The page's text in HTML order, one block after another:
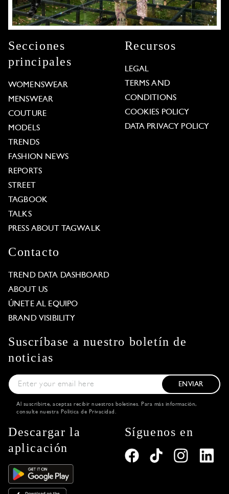
Secciones
principales
WOMENSWEAR
MENSWEAR
COUTURE
MODELS
TRENDS
FASHION NEWS
REPORTS
STREET
TAGBOOK
TALKS
PRESS ABOUT TAGWALK
Recursos
LEGAL
TERMS AND
CONDITIONS
COOKIES POLICY
DATA PRIVACY POLICY
Contacto
TREND DATA DASHBOARD
ABOUT US
ÚNETE AL EQUIPO
BRAND VISIBILITY
Suscríbase a nuestro boletín de
noticias
ENVIAR
Al suscribirte, aceptas recibir nuestros boletines. Para más información,
consulte nuestra Política de Privacidad.
Descargar la
aplicación
Síguenos en